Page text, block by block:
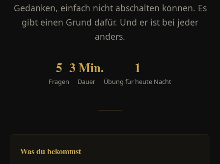
Gedanken, einfach nicht abschalten können. Es
gibt einen Grund dafür. Und er ist bei jeder
anders.
5
Fragen
3 Min.
Dauer
1
Übung für heute Nacht
Was du bekommst